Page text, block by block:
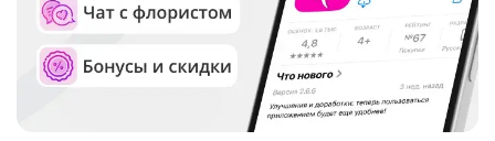
5(689)
Букет "Созвездие нежности"
(170)
Композиция "Единственная
с бабблс"